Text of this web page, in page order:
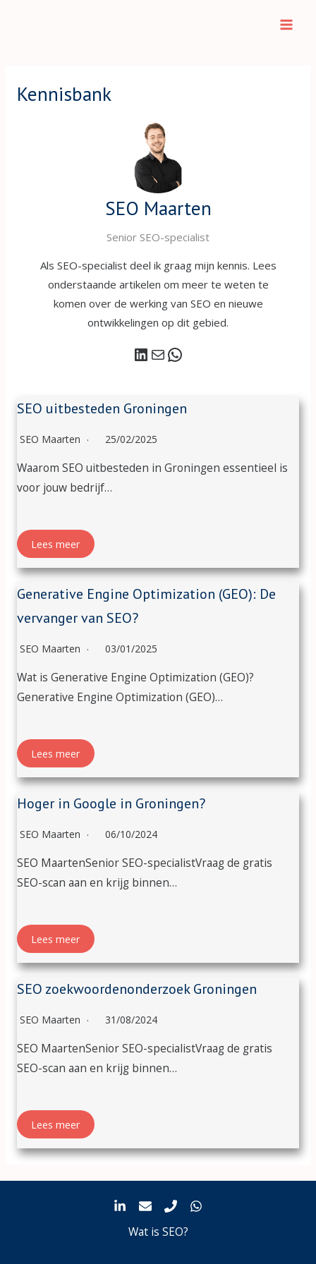
Kennisbank
SEO Maarten
Senior SEO-specialist
Als SEO-specialist deel ik graag mijn kennis. Lees
onderstaande artikelen om meer te weten te
komen over de werking van SEO en nieuwe
ontwikkelingen op dit gebied.
LinkedIn E-mail WhatsApp
SEO uitbesteden Groningen
SEO Maarten 25/02/2025
Waarom SEO uitbesteden in Groningen essentieel is
voor jouw bedrijf…
Lees meer
Generative Engine Optimization (GEO): De
vervanger van SEO?
SEO Maarten 03/01/2025
Wat is Generative Engine Optimization (GEO)?
Generative Engine Optimization (GEO)…
Lees meer
Hoger in Google in Groningen?
SEO Maarten 06/10/2024
SEO MaartenSenior SEO-specialistVraag de gratis
SEO-scan aan en krijg binnen…
Lees meer
SEO zoekwoordenonderzoek Groningen
SEO Maarten 31/08/2024
SEO MaartenSenior SEO-specialistVraag de gratis
SEO-scan aan en krijg binnen…
Lees meer
Wat is SEO?